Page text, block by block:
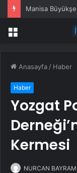
Menü
Anasayfa / Haber
Haber
Yozgat
Kermesi
NURCAN BAYRAM